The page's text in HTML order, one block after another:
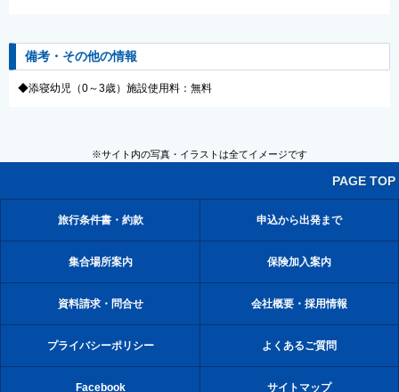
備考・その他の情報
◆添寝幼児（0～3歳）施設使用料：無料
PAGE TOP
※サイト内の写真・イラストは全てイメージです
旅行条件書・約款 申込から出発まで
集合場所案内 保険加入案内
資料請求・問合せ 会社概要・採用情報
プライバシーポリシー よくあるご質問
Facebook サイトマップ